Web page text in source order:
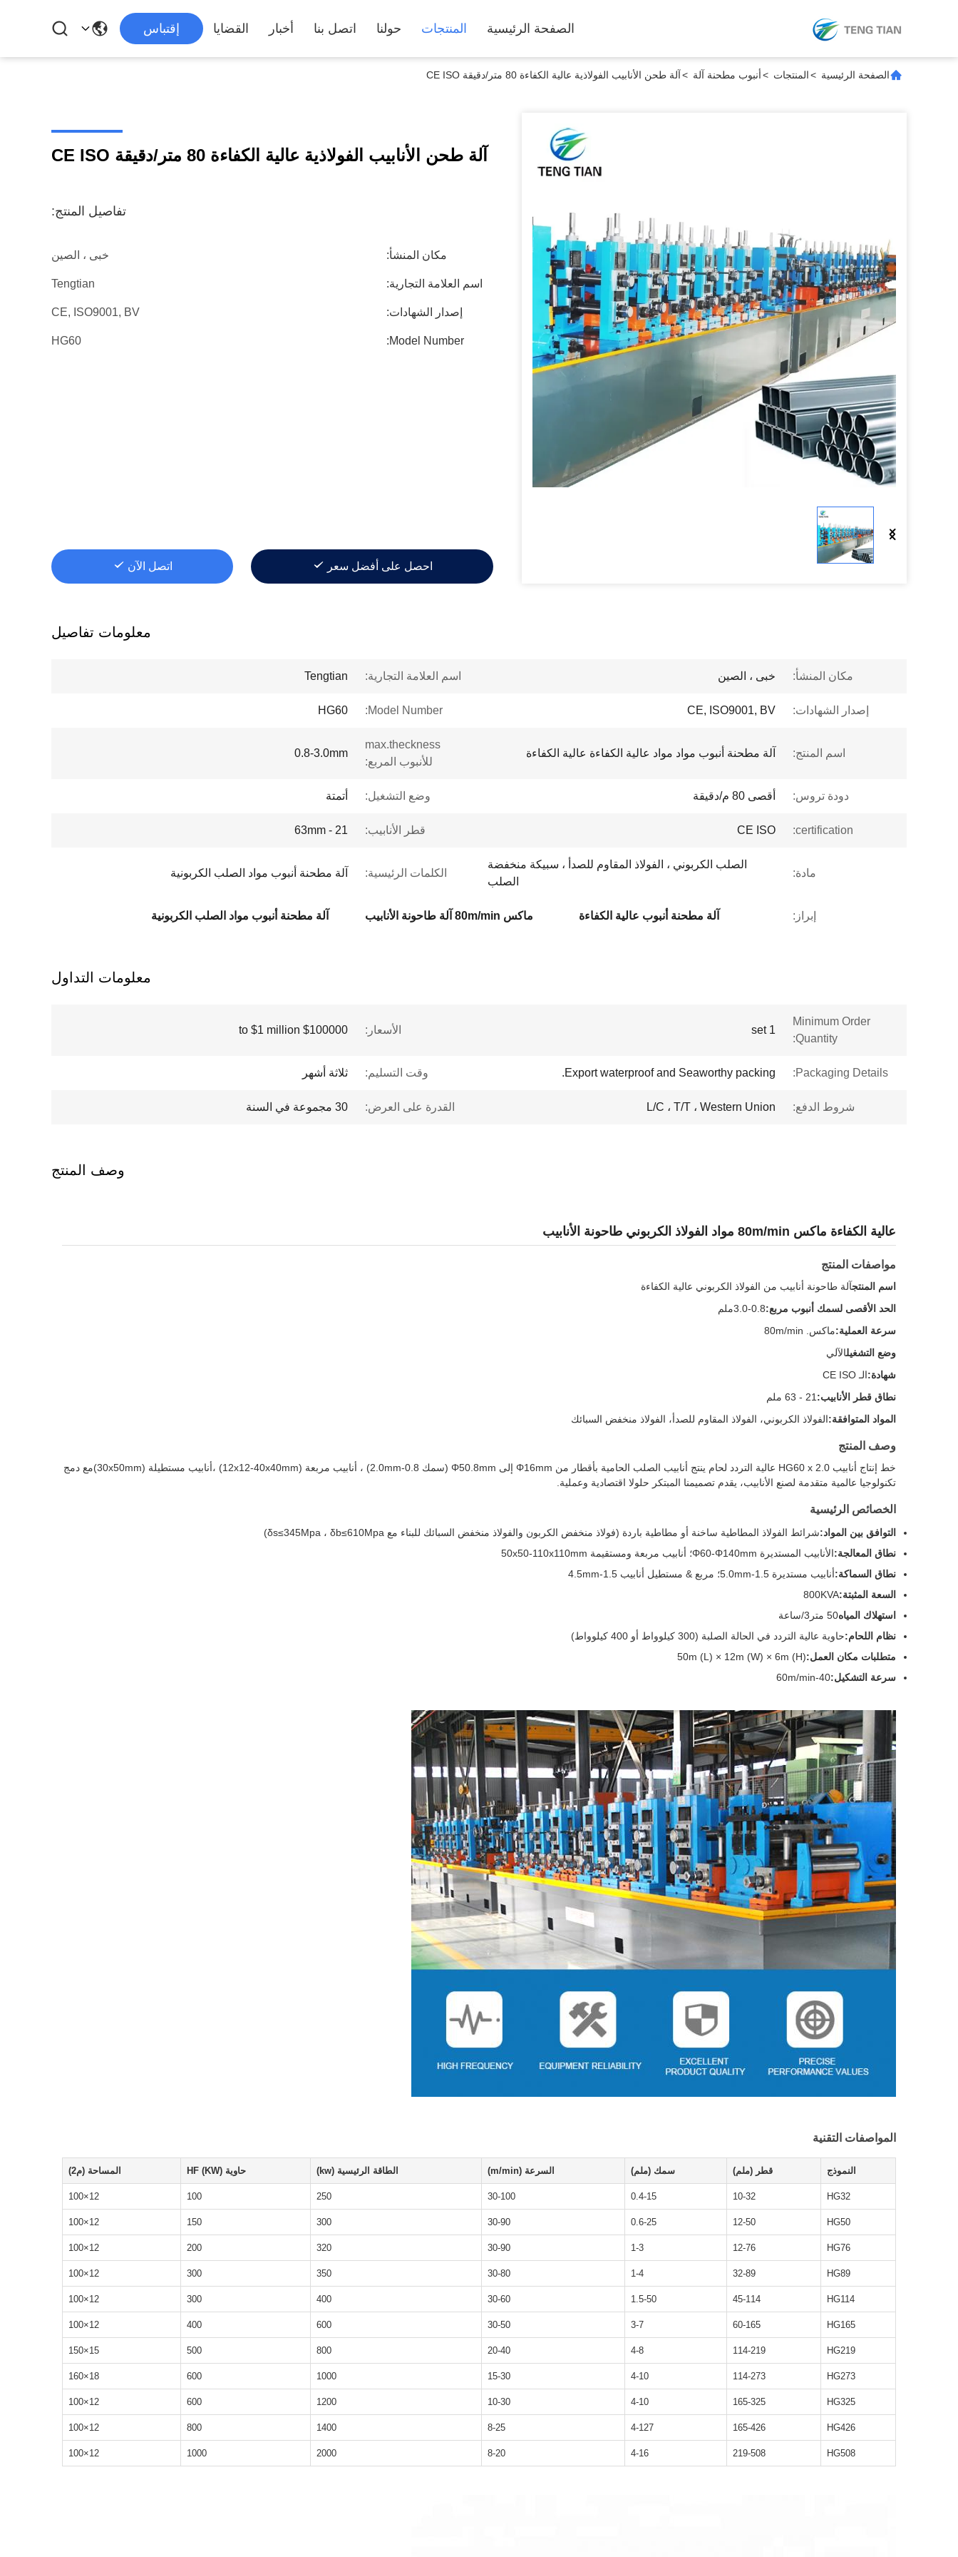
الصفحة الرئيسية المنتجات حولنا اتصل بنا أخبار القضايا إقتباس
الصفحة الرئيسية >المنتجات >أنبوب مطحنة آلة >آلة طحن الأنابيب الفولاذية عالية الكفاءة 80 متر/دقيقة CE ISO
آلة طحن الأنابيب الفولاذية عالية الكفاءة 80 متر/دقيقة CE ISO
تفاصيل المنتج:
مكان المنشأ: خبى ، الصين
اسم العلامة التجارية: Tengtian
إصدار الشهادات: CE, ISO9001, BV
Model Number:
HG60
احصل على أفضل سعر اتصل الآن
معلومات تفاصيل
مكان المنشأ: خبى ، الصين اسم العلامة التجارية: Tengtian
إصدار الشهادات: CE, ISO9001, BV
Model Number:
HG60
اسم المنتج: آلة مطحنة أنبوب مواد مواد عالية الكفاءة عالية الكفاءة
max.theckness
للأنبوب المربع:
0.8-3.0mm
دودة تروس: أقصى 80 م/دقيقة وضع التشغيل: أتمتة
certification:
CE ISO قطر الأنابيب: 21 - 63mm
مادة:
الصلب الكربوني ، الفولاذ المقاوم للصدأ ، سبيكة منخفضة
الصلب
الكلمات الرئيسية: آلة مطحنة أنبوب مواد الصلب الكربونية
إبراز: آلة مطحنة أنبوب عالية الكفاءة ماكس 80m/min آلة طاحونة الأنابيب آلة مطحنة أنبوب مواد الصلب الكربونية
معلومات التداول
Minimum Order
Quantity:
1 set الأسعار: $100000 to $1 million
Packaging Details:
Export waterproof and Seaworthy packing. وقت التسليم: ثلاثة أشهر
شروط الدفع: L/C ، T/T ، Western Union القدرة على العرض: 30 مجموعة في السنة
وصف المنتج
عالية الكفاءة ماكس 80m/min مواد الفولاذ الكربوني طاحونة الأنابيب
مواصفات المنتج
اسم المنتجآلة طاحونة أنابيب من الفولاذ الكربوني عالية الكفاءة
الحد الأقصى لسمك أنبوب مربع:0.8-3.0ملم
سرعة العملية:ماكس. 80m/min
وضع التشغيلالآلي
شهادة:الـ CE ISO
نطاق قطر الأنابيب: 21 - 63 ملم
المواد المتوافقة:الفولاذ الكربوني، الفولاذ المقاوم للصدأ، الفولاذ منخفض السبائك
وصف المنتج
خط إنتاج أنابيب HG60 x 2.0 عالية التردد لحام ينتج أنابيب الصلب الحامية بأقطار من Φ16mm إلى Φ50.8mm (سمك 0.8-2.0mm) ، أنابيب مربعة (12x12-40x40mm) ،أنابيب مستطيلة (30x50mm)مع دمج
تكنولوجيا عالمية متقدمة لصنع الأنابيب، يقدم تصميمنا المبتكر حلولا اقتصادية وعملية.
الخصائص الرئيسية
التوافق بين المواد:شرائط الفولاذ المطاطية ساخنة أو مطاطية باردة (فولاذ منخفض الكربون والفولاذ منخفض السبائك للبناء مع δs≤345Mpa ، δb≤610Mpa)
نطاق المعالجة:الأنابيب المستديرة Φ60-Φ140mm؛ أنابيب مربعة ومستقيمة 50x50-110x110mm
نطاق السماكة:أنابيب مستديرة 1.5-5.0mm؛ مربع & مستطيل أنابيب 1.5-4.5mm
السعة المثبتة:800KVA
استهلاك المياه50 متر3/ساعة
نظام اللحام:حاوية عالية التردد في الحالة الصلبة (300 كيلوواط أو 400 كيلوواط)
متطلبات مكان العمل:50m (L) × 12m (W) × 6m (H)
سرعة التشكيل:40-60m/min
المواصفات التقنية
النموذج قطر (ملم) سمك (ملم) السرعة (m/min) الطاقة الرئيسية (kw) حاوية HF (KW) المساحة (م2)
HG32
10-32
0.4-15
30-100
250
100
12×100
HG50
12-50
0.6-25
30-90
300
150
12×100
HG76
12-76
1-3
30-90
320
200
12×100
HG89
32-89
1-4
30-80
350
300
12×100
HG114
45-114
1.5-50
30-60
400
300
12×100
HG165
60-165
3-7
30-50
600
400
12×100
HG219
114-219
4-8
20-40
800
500
15×150
HG273
114-273
4-10
15-30
1000
600
18×160
HG325
165-325
4-10
10-30
1200
600
12×100
HG426
165-426
4-127
8-25
1400
800
12×100
HG508
219-508
4-16
8-20
2000
1000
12×100